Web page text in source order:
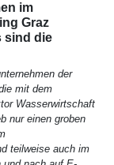
im
Graz
sind die
der
mit dem
Wasserwirtschaft
nur einen groben
teilweise auch im